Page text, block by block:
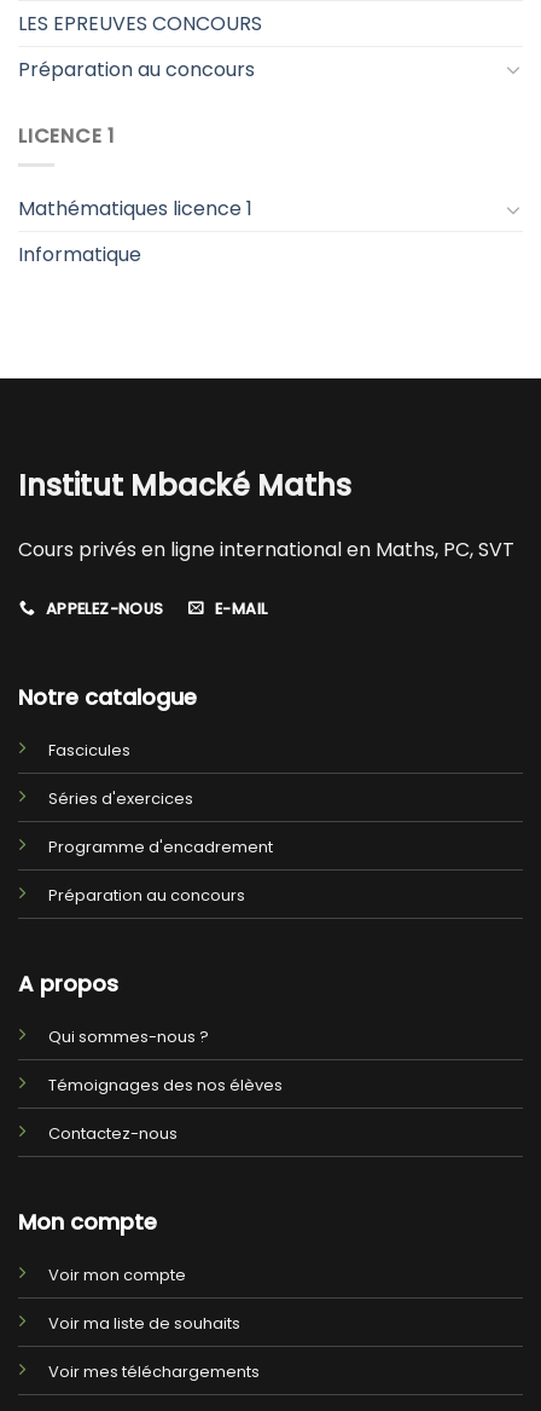
LES EPREUVES CONCOURS
Préparation au concours
LICENCE 1
Mathématiques licence 1
Informatique
Institut Mbacké Maths
Cours privés en ligne international en Maths, PC, SVT
APPELEZ-NOUS E-MAIL
Notre catalogue
Fascicules
Séries d'exercices
Programme d'encadrement
Préparation au concours
A propos
Qui sommes-nous ?
Témoignages des nos élèves
Contactez-nous
Mon compte
Voir mon compte
Voir ma liste de souhaits
Voir mes téléchargements